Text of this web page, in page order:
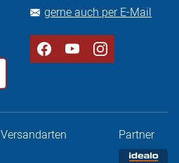
gerne auch per E-Mail
Versandarten Partner